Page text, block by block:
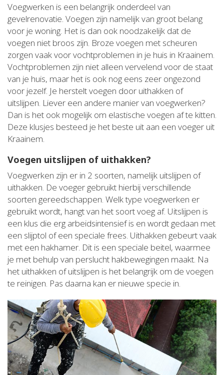
Voegwerken is een belangrijk onderdeel van
gevelrenovatie. Voegen zijn namelijk van groot belang
voor je woning. Het is dan ook noodzakelijk dat de
voegen niet broos zijn. Broze voegen met scheuren
zorgen vaak voor vochtproblemen in je huis in Kraainem.
Vochtproblemen zijn niet alleen vervelend voor de staat
van je huis, maar het is ook nog eens zeer ongezond
voor jezelf. Je herstelt voegen door uithakken of
uitslijpen. Liever een andere manier van voegwerken?
Dan is het ook mogelijk om elastische voegen af te kitten.
Deze klusjes besteed je het beste uit aan een voeger uit
Kraainem.
Voegen uitslijpen of uithakken?
Voegwerken zijn er in 2 soorten, namelijk uitslijpen of
uithakken. De voeger gebruikt hierbij verschillende
soorten gereedschappen. Welk type voegwerken er
gebruikt wordt, hangt van het soort voeg af. Uitslijpen is
een klus die erg arbeidsintensief is en wordt gedaan met
een slijptol of een speciale frees. Uithakken gebeurt vaak
met een hakhamer. Dit is een speciale beitel, waarmee
je met behulp van perslucht hakbewegingen maakt. Na
het uithakken of uitslijpen is het belangrijk om de voegen
te reinigen. Pas daarna kan er nieuwe specie in.